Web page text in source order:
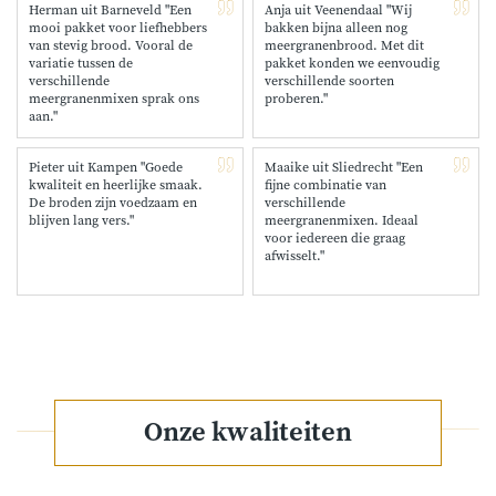
Herman uit Barneveld "Een
mooi pakket voor liefhebbers
van stevig brood. Vooral de
variatie tussen de
verschillende
meergranenmixen sprak ons
aan."
Anja uit Veenendaal "Wij
bakken bijna alleen nog
meergranenbrood. Met dit
pakket konden we eenvoudig
verschillende soorten
proberen."
Pieter uit Kampen "Goede
kwaliteit en heerlijke smaak.
De broden zijn voedzaam en
blijven lang vers."
Maaike uit Sliedrecht "Een
fijne combinatie van
verschillende
meergranenmixen. Ideaal
voor iedereen die graag
afwisselt."
Onze kwaliteiten